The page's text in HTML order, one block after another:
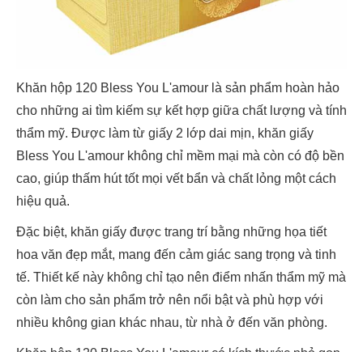
Khăn hộp 120 Bless You L'amour là sản phẩm hoàn hảo
cho những ai tìm kiếm sự kết hợp giữa chất lượng và tính
thẩm mỹ. Được làm từ giấy 2 lớp dai mịn, khăn giấy
Bless You L'amour không chỉ mềm mại mà còn có độ bền
cao, giúp thấm hút tốt mọi vết bẩn và chất lỏng một cách
hiệu quả.
Đặc biệt, khăn giấy được trang trí bằng những họa tiết
hoa văn đẹp mắt, mang đến cảm giác sang trọng và tinh
tế. Thiết kế này không chỉ tạo nên điểm nhấn thẩm mỹ mà
còn làm cho sản phẩm trở nên nổi bật và phù hợp với
nhiều không gian khác nhau, từ nhà ở đến văn phòng.